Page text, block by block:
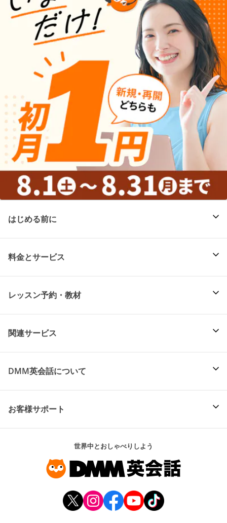
はじめる前に
料金とサービス
レッスン予約・教材
関連サービス
DMM英会話について
お客様サポート
世界中とおしゃべりしよう